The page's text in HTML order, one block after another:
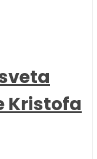
Kristofa